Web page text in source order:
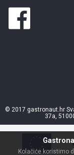
© 2017 gastronaut.hr
37a,
Kolačiće koristimo